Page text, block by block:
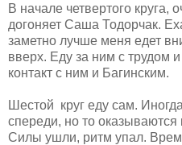
В начале четвертого круга,
догоняет Саша Тодорчак.
заметно лучше меня едет
вверх. Еду за ним с трудом
контакт с ним и Багинским.
Шестой круг еду сам.
спереди, но то оказываются
Силы ушли, ритм упал.